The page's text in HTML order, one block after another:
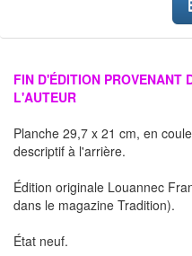
FIN D'ÉDITION PROVENANT
L'AUTEUR
Planche 29,7 x 21 cm, en
descriptif à l'arrière.
Édition originale Louannec
dans le magazine Tradition).
État neuf.